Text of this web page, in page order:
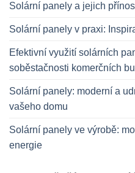
Solární panely a jejich
Solární panely v praxi:
Efektivní využití solárních
soběstačnosti komerčních
Solární panely: moderní a
vašeho domu
Solární panely ve výrobě:
energie